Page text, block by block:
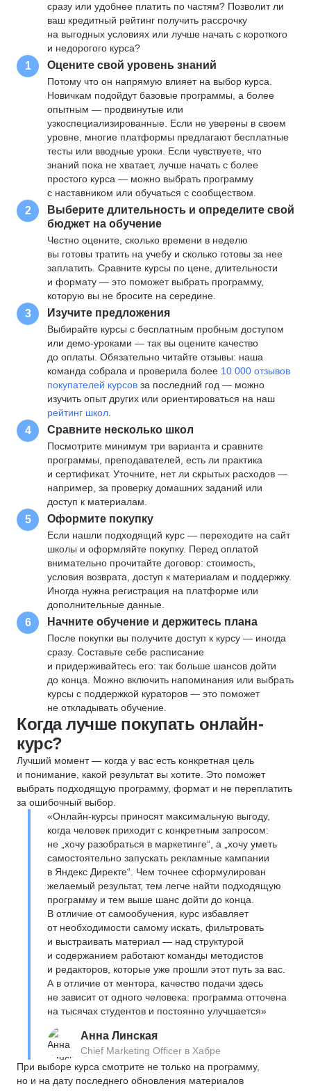
сразу или удобнее платить по частям? Позволит ли
ваш кредитный рейтинг получить рассрочку
на выгодных условиях или лучше начать с короткого
и недорогого курса?
1 Оцените свой уровень знаний
Потому что он напрямую влияет на выбор курса.
Новичкам подойдут базовые программы, а более
опытным — продвинутые или
узкоспециализированные. Если не уверены в своем
уровне, многие платформы предлагают бесплатные
тесты или вводные уроки. Если чувствуете, что
знаний пока не хватает, лучше начать с более
простого курса — можно выбрать программу
с наставником или обучаться с сообществом.
2
Выберите длительность и определите свой
бюджет на обучение
Честно оцените, сколько времени в неделю
вы готовы тратить на учебу и сколько готовы за нее
заплатить. Сравните курсы по цене, длительности
и формату — это поможет выбрать программу,
которую вы не бросите на середине.
3 Изучите предложения
Выбирайте курсы с бесплатным пробным доступом
или демо-уроками — так вы оцените качество
до оплаты. Обязательно читайте отзывы: наша
команда собрала и проверила более 10 000 отзывов
покупателей курсов за последний год — можно
изучить опыт других или ориентироваться на наш
рейтинг школ
4 Сравните несколько школ
Посмотрите минимум три варианта и сравните
программы, преподавателей, есть ли практика
и сертификат. Уточните, нет ли скрытых расходов —
например, за проверку домашних заданий или
доступ к материалам.
5 Оформите покупку
Если нашли подходящий курс — переходите на сайт
школы и оформляйте покупку. Перед оплатой
внимательно прочитайте договор: стоимость,
условия возврата, доступ к материалам и поддержку.
Иногда нужна регистрация на платформе или
дополнительные данные.
6 Начните обучение и держитесь плана
После покупки вы получите доступ к курсу — иногда
сразу. Составьте себе расписание
и придерживайтесь его: так больше шансов дойти
до конца. Можно включить напоминания или выбрать
курсы с поддержкой кураторов — это поможет
не откладывать обучение.
Когда лучше покупать онлайн-
курс?
Лучший момент — когда у вас есть конкретная цель
и понимание, какой результат вы хотите. Это поможет
выбрать подходящую программу, формат и не переплатить
за ошибочный выбор.
«Онлайн-курсы приносят максимальную выгоду,
когда человек приходит с конкретным запросом:
не „хочу разобраться в маркетинге“, а „хочу уметь
самостоятельно запускать рекламные кампании
в Яндекс Директе“. Чем точнее сформулирован
желаемый результат, тем легче найти подходящую
программу и тем выше шанс дойти до конца.
В отличие от самообучения, курс избавляет
от необходимости самому искать, фильтровать
и выстраивать материал — над структурой
и содержанием работают команды методистов
и редакторов, которые уже прошли этот путь за вас.
А в отличие от ментора, качество подачи здесь
не зависит от одного человека: программа отточена
на тысячах студентов и постоянно улучшается»
Анна Линская
Chief Marketing Officer в Хабре
При выборе курса смотрите не только на программу,
но и на дату последнего обновления материалов